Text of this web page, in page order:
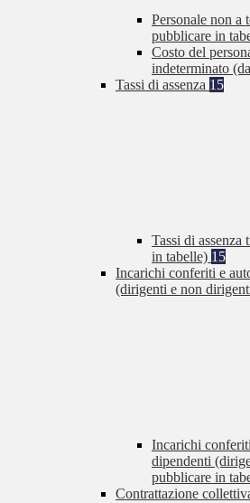
Personale non a
pubblicare in
Costo del
indeterminato
Tassi di assenza 15
Tassi di assenza
in tabelle) 15
Incarichi conferiti e
(dirigenti e non
Incarichi
dipendenti
pubblicare in
Contrattazione